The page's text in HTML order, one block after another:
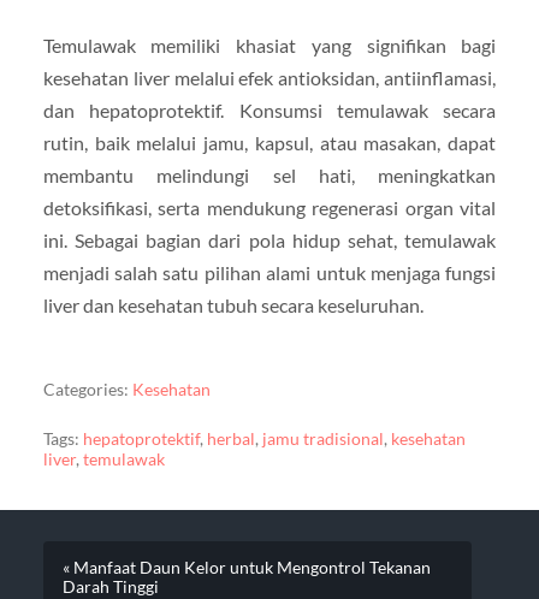
Temulawak memiliki khasiat yang signifikan bagi
kesehatan liver melalui efek antioksidan, antiinflamasi,
dan hepatoprotektif. Konsumsi temulawak secara
rutin, baik melalui jamu, kapsul, atau masakan, dapat
membantu melindungi sel hati, meningkatkan
detoksifikasi, serta mendukung regenerasi organ vital
ini. Sebagai bagian dari pola hidup sehat, temulawak
menjadi salah satu pilihan alami untuk menjaga fungsi
liver dan kesehatan tubuh secara keseluruhan.
Categories: Kesehatan
Tags: hepatoprotektif, herbal, jamu tradisional, kesehatan
liver, temulawak
« Manfaat Daun Kelor untuk Mengontrol Tekanan
Darah Tinggi